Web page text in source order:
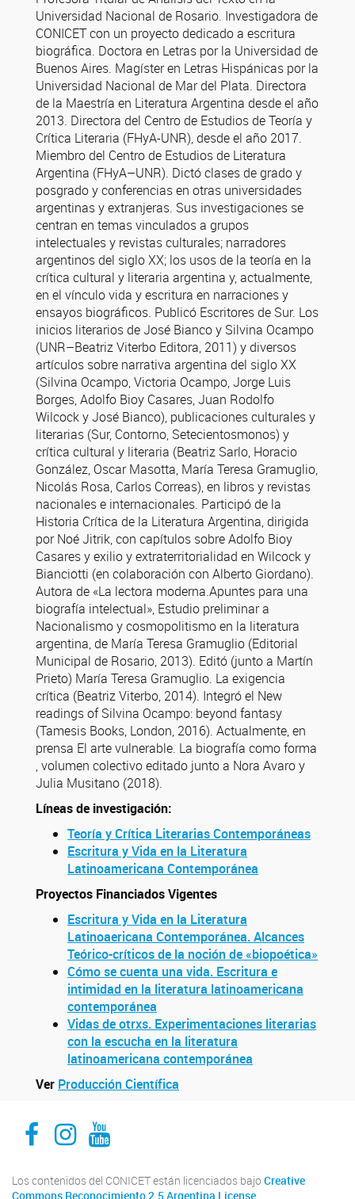
Universidad Nacional de Rosario. Investigadora de
CONICET con un proyecto dedicado a escritura
biográfica. Doctora en Letras por la Universidad de
Buenos Aires. Magíster en Letras Hispánicas por la
Universidad Nacional de Mar del Plata. Directora
de la Maestría en Literatura Argentina desde el año
2013. Directora del Centro de Estudios de Teoría y
Crítica Literaria (FHyA-UNR), desde el año 2017.
Miembro del Centro de Estudios de Literatura
Argentina (FHyA–UNR). Dictó clases de grado y
posgrado y conferencias en otras universidades
argentinas y extranjeras. Sus investigaciones se
centran en temas vinculados a grupos
intelectuales y revistas culturales; narradores
argentinos del siglo XX; los usos de la teoría en la
crítica cultural y literaria argentina y, actualmente,
en el vínculo vida y escritura en narraciones y
ensayos biográficos. Publicó Escritores de Sur. Los
inicios literarios de José Bianco y Silvina Ocampo
(UNR–Beatriz Viterbo Editora, 2011) y diversos
artículos sobre narrativa argentina del siglo XX
(Silvina Ocampo, Victoria Ocampo, Jorge Luis
Borges, Adolfo Bioy Casares, Juan Rodolfo
Wilcock y José Bianco), publicaciones culturales y
literarias (Sur, Contorno, Setecientosmonos) y
crítica cultural y literaria (Beatriz Sarlo, Horacio
González, Oscar Masotta, María Teresa Gramuglio,
Nicolás Rosa, Carlos Correas), en libros y revistas
nacionales e internacionales. Participó de la
Historia Crítica de la Literatura Argentina, dirigida
por Noé Jitrik, con capítulos sobre Adolfo Bioy
Casares y exilio y extraterritorialidad en Wilcock y
Bianciotti (en colaboración con Alberto Giordano).
Autora de «La lectora moderna.Apuntes para una
biografía intelectual», Estudio preliminar a
Nacionalismo y cosmopolitismo en la literatura
argentina, de María Teresa Gramuglio (Editorial
Municipal de Rosario, 2013). Editó (junto a Martín
Prieto) María Teresa Gramuglio. La exigencia
crítica (Beatriz Viterbo, 2014). Integró el New
readings of Silvina Ocampo: beyond fantasy
(Tamesis Books, London, 2016). Actualmente, en
prensa El arte vulnerable. La biografía como forma
, volumen colectivo editado junto a Nora Avaro y
Julia Musitano (2018).
Líneas de investigación:
Teoría y Crítica Literarias Contemporáneas
Escritura y Vida en la Literatura
Latinoamericana Contemporánea
Proyectos Financiados Vigentes
Escritura y Vida en la Literatura
Latinoaericana Contemporánea. Alcances
Teórico-críticos de la noción de «biopoética»
Cómo se cuenta una vida. Escritura e
intimidad en la literatura latinoamericana
contemporánea
Vidas de otrxs. Experimentaciones literarias
con la escucha en la literatura
latinoamericana contemporánea
Ver Producción Científica
Facebook
Instagram
Youtube
Los contenidos del CONICET están licenciados bajo Creative
Commons Reconocimiento 2.5 Argentina License